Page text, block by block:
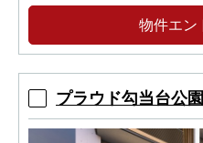
施設が徒歩圏に充実
物件エン
プラウド勾当台公